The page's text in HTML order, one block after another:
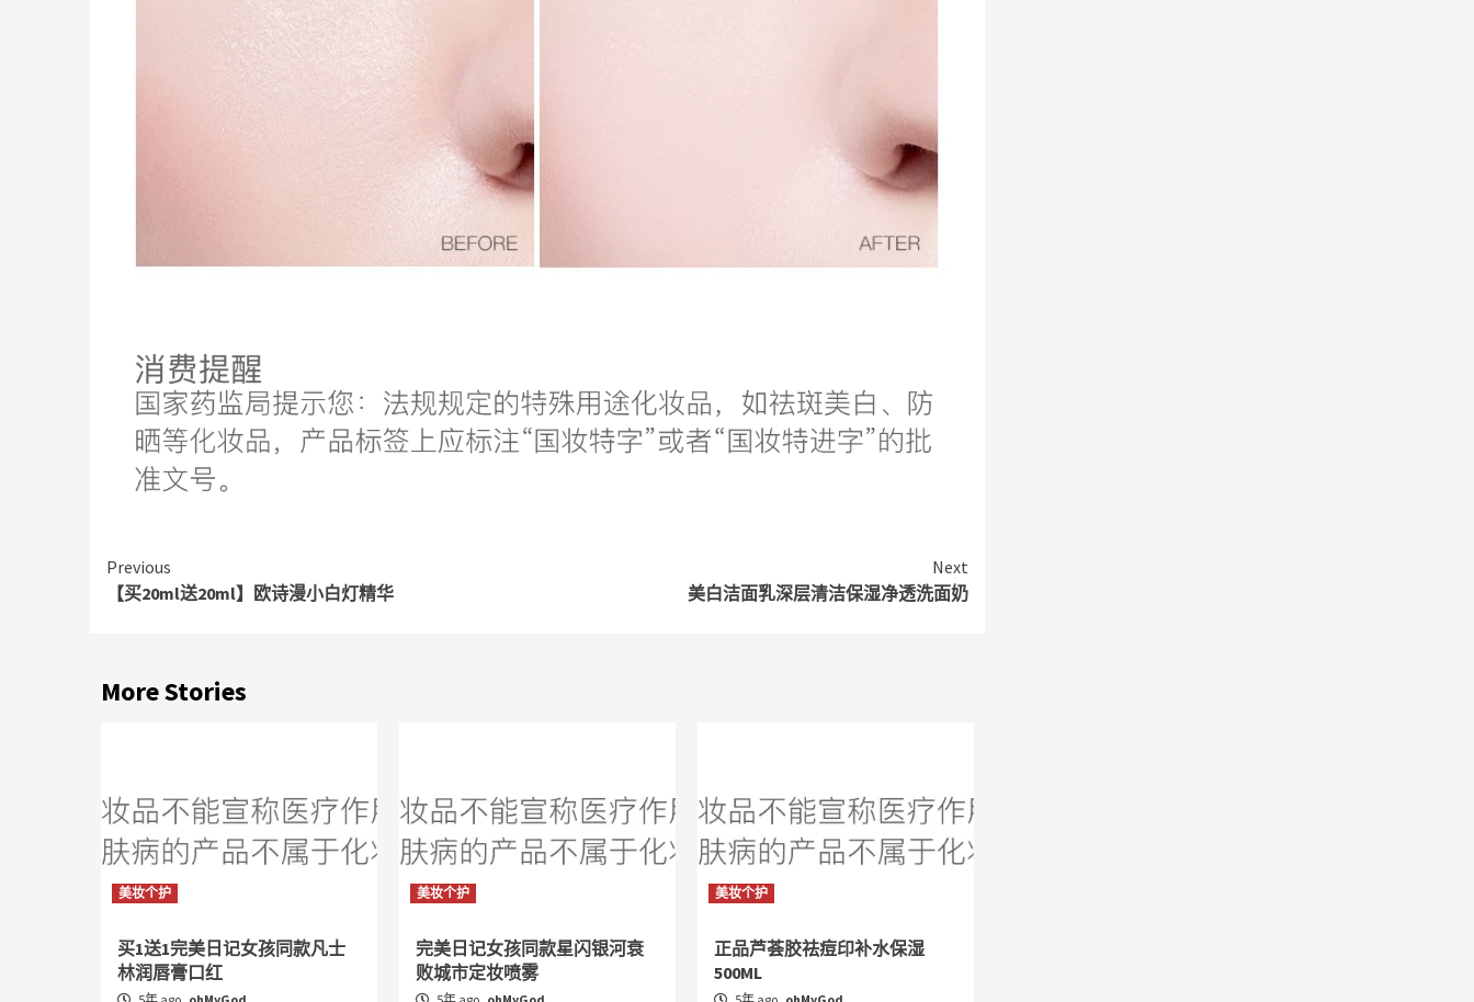
Continue
Reading
Previous
【买20ml送20ml】欧诗漫小白灯精华
Next
美白洁面乳深层清洁保湿净透洗面奶
More Stories
美妆个护
买1送1完美日记女孩同款凡士
林润唇膏口红
美妆个护
完美日记女孩同款星闪银河衰
败城市定妆喷雾
美妆个护
正品芦荟胶祛痘印补水保湿
500ML